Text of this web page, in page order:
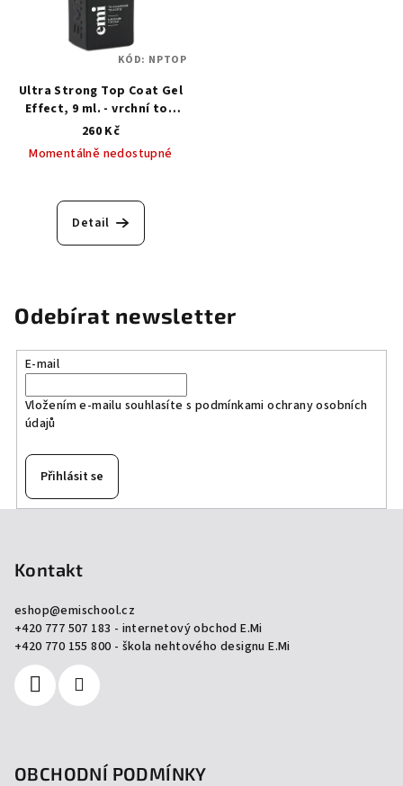
Ultra Strong Top Coat Gel
Effect, 9 ml. - vrchní top
pro klasický lak
260 Kč
Momentálně nedostupné
Detail
KÓD: NPTOP
Odebírat newsletter
E-mail
Vložením e-mailu souhlasíte s podmínkami ochrany osobních
údajů
Přihlásit se
Kontakt
eshop@emischool.cz
+420 777 507 183 - internetový obchod E.Mi
+420 770 155 800 - škola nehtového designu E.Mi
OBCHODNÍ PODMÍNKY